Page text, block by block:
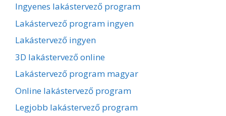
Ingyenes lakástervező program
Lakástervező program ingyen
Lakástervező ingyen
3D lakástervező online
Lakástervező program magyar
Online lakástervező program
Legjobb lakástervező program